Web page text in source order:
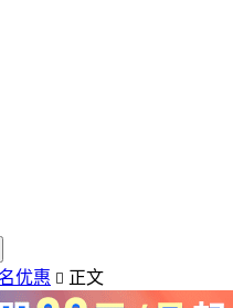
优惠  正文